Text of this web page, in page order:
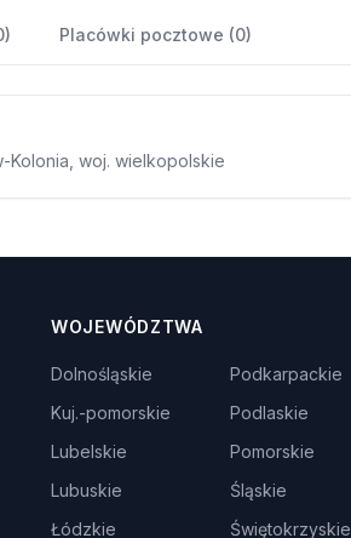
Placówki pocztowe (0)
Kolonia, woj. wielkopolskie
WOJEWÓDZTWA
Dolnośląskie
Kuj.-pomorskie
Lubelskie
Lubuskie
Łódzkie
Podkarpackie
Podlaskie
Pomorskie
Śląskie
Świętokrzyskie